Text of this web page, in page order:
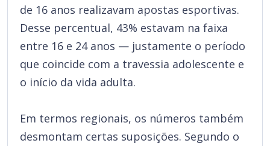
de 16 anos realizavam apostas esportivas.
Desse percentual, 43% estavam na faixa
entre 16 e 24 anos — justamente o período
que coincide com a travessia adolescente e
o início da vida adulta.
Em termos regionais, os números também
desmontam certas suposições. Segundo o